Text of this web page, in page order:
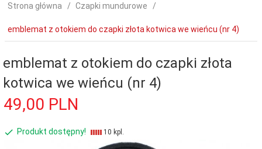
Strona główna Czapki mundurowe
emblemat z otokiem do czapki złota kotwica we wieńcu (nr 4)
emblemat z otokiem do czapki złota
kotwica we wieńcu (nr 4)
49,00 PLN
Produkt dostępny! 10 kpl.